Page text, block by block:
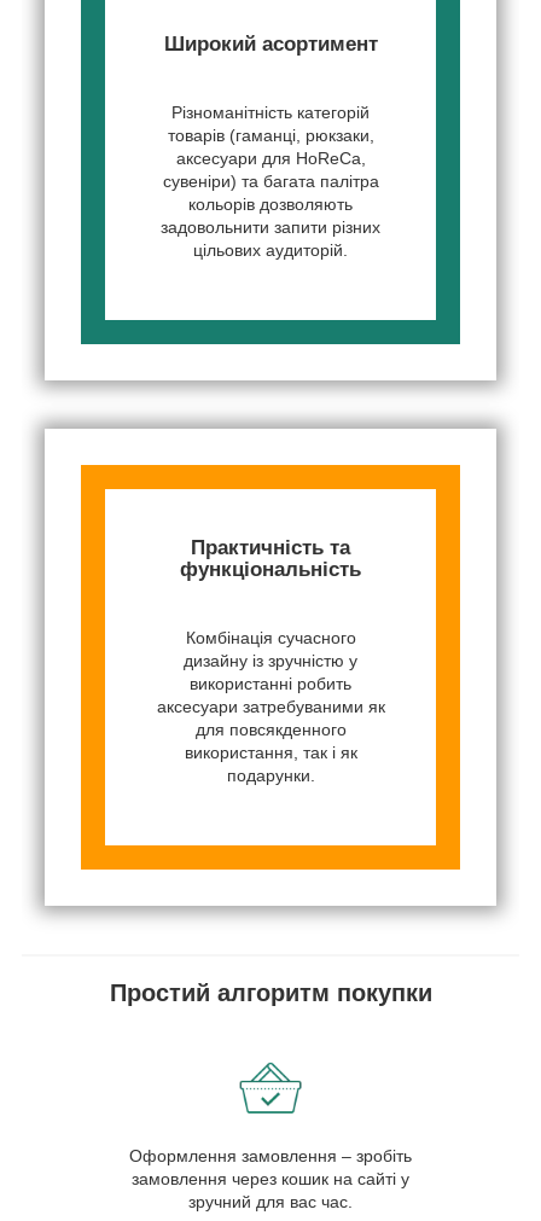
Широкий асортимент
Різноманітність категорій
товарів (гаманці, рюкзаки,
аксесуари для HoReCa,
сувеніри) та багата палітра
кольорів дозволяють
задовольнити запити різних
цільових аудиторій.
Практичність та
функціональність
Комбінація сучасного
дизайну із зручністю у
використанні робить
аксесуари затребуваними як
для повсякденного
використання, так і як
подарунки.
Простий алгоритм покупки
Оформлення замовлення – зробіть
замовлення через кошик на сайті у
зручний для вас час.